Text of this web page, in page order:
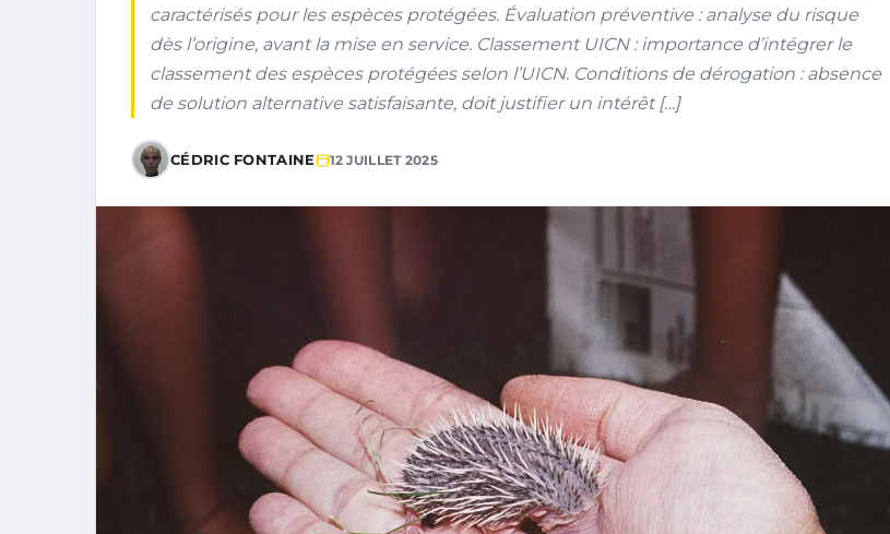
caractérisés pour les espèces protégées. Évaluation préventive : analyse du risque
dès l’origine, avant la mise en service. Classement UICN : importance d’intégrer le
classement des espèces protégées selon l’UICN. Conditions de dérogation : absence
de solution alternative satisfaisante, doit justifier un intérêt […]
CÉDRIC FONTAINE 12 JUILLET 2025